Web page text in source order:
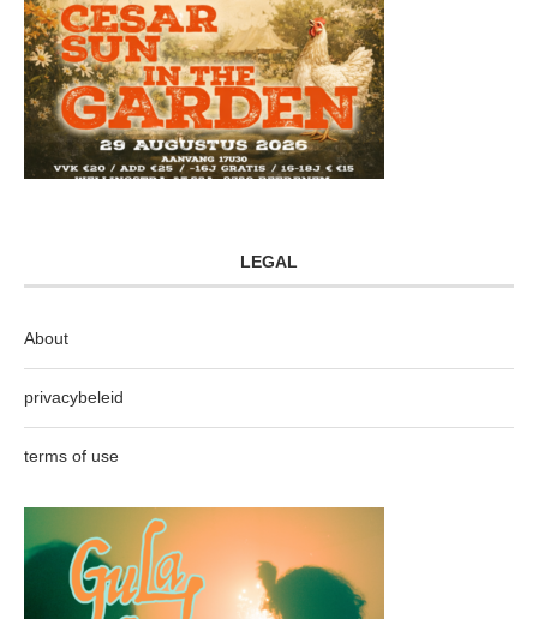
LEGAL
About
privacybeleid
terms of use